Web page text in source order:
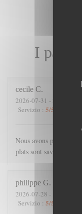
I
cecile C
2026-07-31 - 21:00 -
Servizio : 5/5
Nous avons passé une
plats sont savoureux, et
philippe G
2026-07-28 - 19:45 -
Servizio : 5/5